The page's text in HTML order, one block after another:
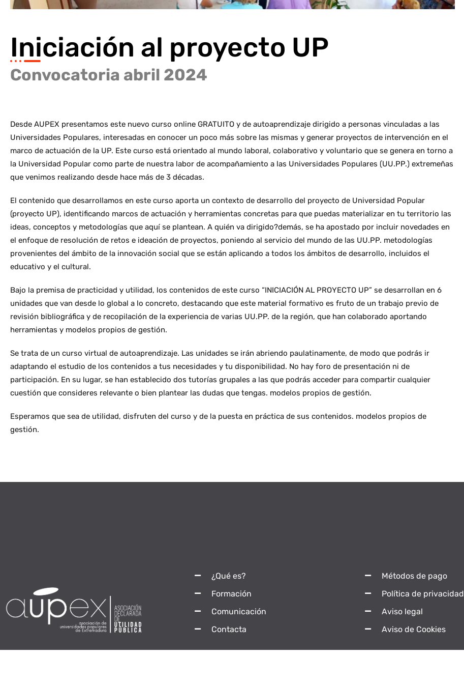
Iniciación al proyecto UP
Convocatoria abril 2024
Desde AUPEX presentamos este nuevo curso online GRATUITO y de autoaprendizaje dirigido a personas vinculadas a las
Universidades Populares, interesadas en conocer un poco más sobre las mismas y generar proyectos de intervención en el
marco de actuación de la UP. Este curso está orientado al mundo laboral, colaborativo y voluntario que se genera en torno a
la Universidad Popular como parte de nuestra labor de acompañamiento a las Universidades Populares (UU.PP.) extremeñas
que venimos realizando desde hace más de 3 décadas.
El contenido que desarrollamos en este curso aporta un contexto de desarrollo del proyecto de Universidad Popular
(proyecto UP), identificando marcos de actuación y herramientas concretas para que puedas materializar en tu territorio las
ideas, conceptos y metodologías que aquí se plantean. A quién va dirigido?demás, se ha apostado por incluir novedades en
el enfoque de resolución de retos e ideación de proyectos, poniendo al servicio del mundo de las UU.PP. metodologías
provenientes del ámbito de la innovación social que se están aplicando a todos los ámbitos de desarrollo, incluidos el
educativo y el cultural.
Bajo la premisa de practicidad y utilidad, los contenidos de este curso “INICIACIÓN AL PROYECTO UP” se desarrollan en 6
unidades que van desde lo global a lo concreto, destacando que este material formativo es fruto de un trabajo previo de
revisión bibliográfica y de recopilación de la experiencia de varias UU.PP. de la región, que han colaborado aportando
herramientas y modelos propios de gestión.
Se trata de un curso virtual de autoaprendizaje. Las unidades se irán abriendo paulatinamente, de modo que podrás ir
adaptando el estudio de los contenidos a tus necesidades y tu disponibilidad. No hay foro de presentación ni de
participación. En su lugar, se han establecido dos tutorías grupales a las que podrás acceder para compartir cualquier
cuestión que consideres relevante o bien plantear las dudas que tengas. modelos propios de gestión.
Esperamos que sea de utilidad, disfruten del curso y de la puesta en práctica de sus contenidos. modelos propios de
gestión.
¿Qué es?
Formación
Comunicación
Contacta
Métodos de pago
Política de privacidad
Aviso legal
Aviso de Cookies